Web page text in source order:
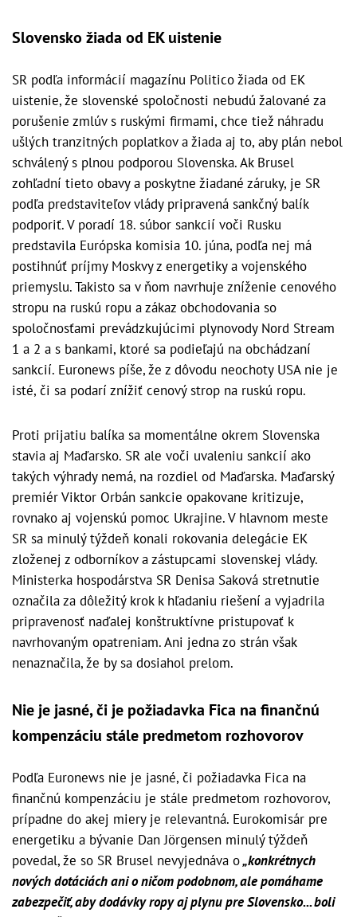
Slovensko žiada od EK uistenie
SR podľa informácií magazínu Politico žiada od EK
uistenie, že slovenské spoločnosti nebudú žalované za
porušenie zmlúv s ruskými firmami, chce tiež náhradu
ušlých tranzitných poplatkov a žiada aj to, aby plán nebol
schválený s plnou podporou Slovenska. Ak Brusel
zohľadní tieto obavy a poskytne žiadané záruky, je SR
podľa predstaviteľov vlády pripravená sankčný balík
podporiť. V poradí 18. súbor sankcií voči Rusku
predstavila Európska komisia 10. júna, podľa nej má
postihnúť príjmy Moskvy z energetiky a vojenského
priemyslu. Takisto sa v ňom navrhuje zníženie cenového
stropu na ruskú ropu a zákaz obchodovania so
spoločnosťami prevádzkujúcimi plynovody Nord Stream
1 a 2 a s bankami, ktoré sa podieľajú na obchádzaní
sankcií. Euronews píše, že z dôvodu neochoty USA nie je
isté, či sa podarí znížiť cenový strop na ruskú ropu.
Proti prijatiu balíka sa momentálne okrem Slovenska
stavia aj Maďarsko. SR ale voči uvaleniu sankcií ako
takých výhrady nemá, na rozdiel od Maďarska. Maďarský
premiér Viktor Orbán sankcie opakovane kritizuje,
rovnako aj vojenskú pomoc Ukrajine. V hlavnom meste
SR sa minulý týždeň konali rokovania delegácie EK
zloženej z odborníkov a zástupcami slovenskej vlády.
Ministerka hospodárstva SR Denisa Saková stretnutie
označila za dôležitý krok k hľadaniu riešení a vyjadrila
pripravenosť naďalej konštruktívne pristupovať k
navrhovaným opatreniam. Ani jedna zo strán však
nenaznačila, že by sa dosiahol prelom.
Nie je jasné, či je požiadavka Fica na finančnú
kompenzáciu stále predmetom rozhovorov
Podľa Euronews nie je jasné, či požiadavka Fica na
finančnú kompenzáciu je stále predmetom rozhovorov,
prípadne do akej miery je relevantná. Eurokomisár pre
energetiku a bývanie Dan Jörgensen minulý týždeň
povedal, že so SR Brusel nevyjednáva o„konkrétnych
nových dotáciách ani o ničom podobnom, ale pomáhame
zabezpečiť, aby dodávky ropy aj plynu pre Slovensko... boli